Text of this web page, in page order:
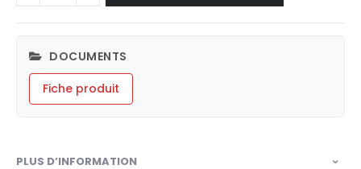
DOCUMENTS
Fiche produit
PLUS D’INFORMATION